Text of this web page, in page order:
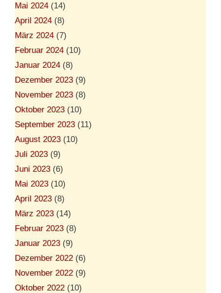
Mai 2024 (14)
April 2024 (8)
März 2024 (7)
Februar 2024 (10)
Januar 2024 (8)
Dezember 2023 (9)
November 2023 (8)
Oktober 2023 (10)
September 2023 (11)
August 2023 (10)
Juli 2023 (9)
Juni 2023 (6)
Mai 2023 (10)
April 2023 (8)
März 2023 (14)
Februar 2023 (8)
Januar 2023 (9)
Dezember 2022 (6)
November 2022 (9)
Oktober 2022 (10)